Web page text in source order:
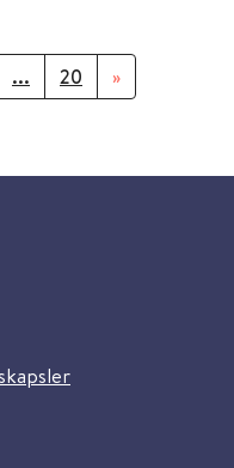
... 20 »